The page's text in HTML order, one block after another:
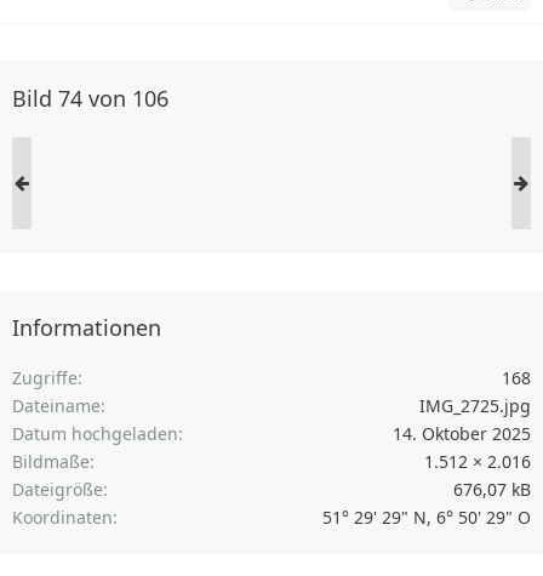
Bild 74 von 106
Informationen
Zugriffe
168
Dateiname
IMG_2725.jpg
Datum hochgeladen
14. Oktober 2025
Bildmaße
1.512 × 2.016
Dateigröße
676,07 kB
Koordinaten
51° 29' 29" N, 6° 50' 29" O